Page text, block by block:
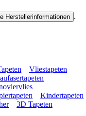
Herstellerinformationen .
Vliestapeten
Kindertapeten
3D Tapeten